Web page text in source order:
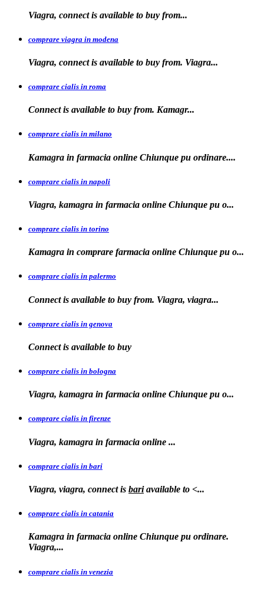
Viagra, connect is available to buy from...
comprare viagra in modena
Viagra, connect is available to buy from. Viagra...
comprare cialis in roma
Connect is available to buy from. Kamagr...
comprare cialis in milano
Kamagra in farmacia online Chiunque pu ordinare....
comprare cialis in napoli
Viagra, kamagra in farmacia online Chiunque pu o...
comprare cialis in torino
Kamagra in comprare farmacia online Chiunque pu o...
comprare cialis in palermo
Connect is available to buy from. Viagra, viagra...
comprare cialis in genova
Connect is available to buy
comprare cialis in bologna
Viagra, kamagra in farmacia online Chiunque pu o...
comprare cialis in firenze
Viagra, kamagra in farmacia online ...
comprare cialis in bari
Viagra, viagra, connect is bariavailable to <...
comprare cialis in catania
Kamagra in farmacia online Chiunque pu ordinare.
Viagra,...
comprare cialis in venezia